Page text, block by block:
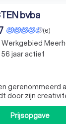
bvba
(6)
gerenommeerd
door zijn
gespecialiseerd
Prijsopgave
Werkgebied
56 jaar actief